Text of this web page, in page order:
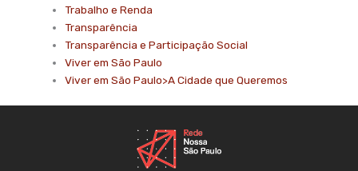
Trabalho e Renda
Transparência
Transparência e Participação Social
Viver em São Paulo
Viver em São Paulo>A Cidade que Queremos